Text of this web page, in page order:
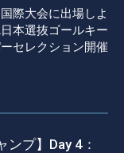
際大会に出場しよ
本選抜ゴールキー
セレクション開催
ンプ】Day 4：